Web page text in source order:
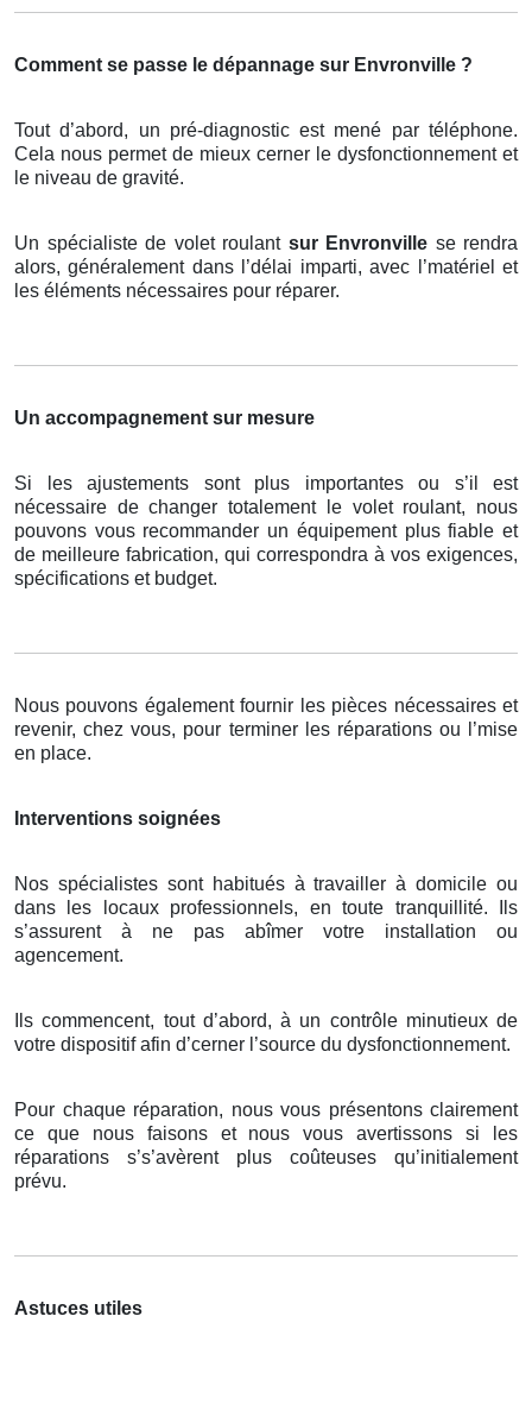
Comment se passe le dépannage sur Envronville ?
Tout d’abord, un pré-diagnostic est mené par téléphone.
Cela nous permet de mieux cerner le dysfonctionnement et
le niveau de gravité.
Un spécialiste de volet roulant sur Envronville se rendra
alors, généralement dans l’délai imparti, avec l’matériel et
les éléments nécessaires pour réparer.
Un accompagnement sur mesure
Si les ajustements sont plus importantes ou s’il est
nécessaire de changer totalement le volet roulant, nous
pouvons vous recommander un équipement plus fiable et
de meilleure fabrication, qui correspondra à vos exigences,
spécifications et budget.
Nous pouvons également fournir les pièces nécessaires et
revenir, chez vous, pour terminer les réparations ou l’mise
en place.
Interventions soignées
Nos spécialistes sont habitués à travailler à domicile ou
dans les locaux professionnels, en toute tranquillité. Ils
s’assurent à ne pas abîmer votre installation ou
agencement.
Ils commencent, tout d’abord, à un contrôle minutieux de
votre dispositif afin d’cerner l’source du dysfonctionnement.
Pour chaque réparation, nous vous présentons clairement
ce que nous faisons et nous vous avertissons si les
réparations s’s’avèrent plus coûteuses qu’initialement
prévu.
Astuces utiles